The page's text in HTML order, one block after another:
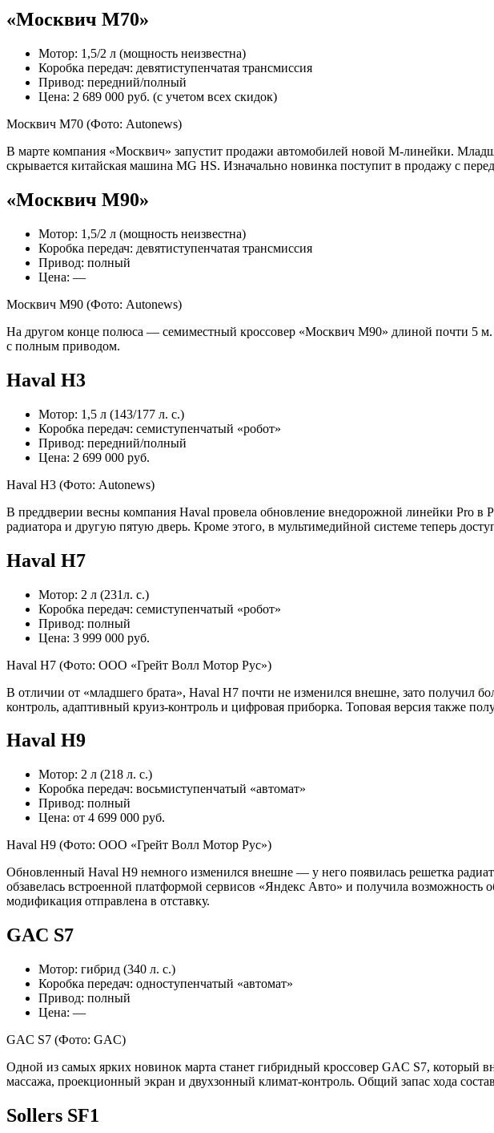
«Москвич М70»
Мотор: 1,5/2 л (мощность неизвестна)
Коробка передач: девятиступенчатая трансмиссия
Привод: передний/полный
Цена: 2 689 000 руб. (с учетом всех скидок)
Москвич М70 (Фото: Autonews)
В марте компания «Москвич» запустит продажи автомобилей новой М-линейки.
скрывается китайская машина MG HS. Изначально новинка поступит в продажу с
«Москвич М90»
Мотор: 1,5/2 л (мощность неизвестна)
Коробка передач: девятиступенчатая трансмиссия
Привод: полный
Цена: —
Москвич М90 (Фото: Autonews)
На другом конце полюса — семиместный кроссовер «Москвич М90» длиной почти 5 м.
с полным приводом.
Haval H3
Мотор: 1,5 л (143/177 л. с.)
Коробка передач: семиступенчатый «робот»
Привод: передний/полный
Цена: 2 699 000 руб.
Haval H3 (Фото: Autonews)
В преддверии весны компания Haval провела обновление внедорожной линейки Pro
радиатора и другую пятую дверь. Кроме этого, в мультимедийной системе теперь
Haval H7
Мотор: 2 л (231л. с.)
Коробка передач: семиступенчатый «робот»
Привод: полный
Цена: 3 999 000 руб.
Haval H7 (Фото: ООО «Грейт Волл Мотор Рус»)
В отличии от «младшего брата», Haval H7 почти не изменился внешне, зато получил
контроль, адаптивный круиз-контроль и цифровая приборка. Топовая версия также
Haval H9
Мотор: 2 л (218 л. с.)
Коробка передач: восьмиступенчатый «автомат»
Привод: полный
Цена: от 4 699 000 руб.
Haval H9 (Фото: ООО «Грейт Волл Мотор Рус»)
Обновленный Haval H9 немного изменился внешне — у него появилась решетка
обзавелась встроенной платформой сервисов «Яндекс Авто» и получила
модификация отправлена в отставку.
GAC S7
Мотор: гибрид (340 л. с.)
Коробка передач: одноступенчатый «автомат»
Привод: полный
Цена: —
GAC S7 (Фото: GAC)
Одной из самых ярких новинок марта станет гибридный кроссовер GAC S7,
массажа, проекционный экран и двухзонный климат-контроль. Общий запас хода
Sollers SF1